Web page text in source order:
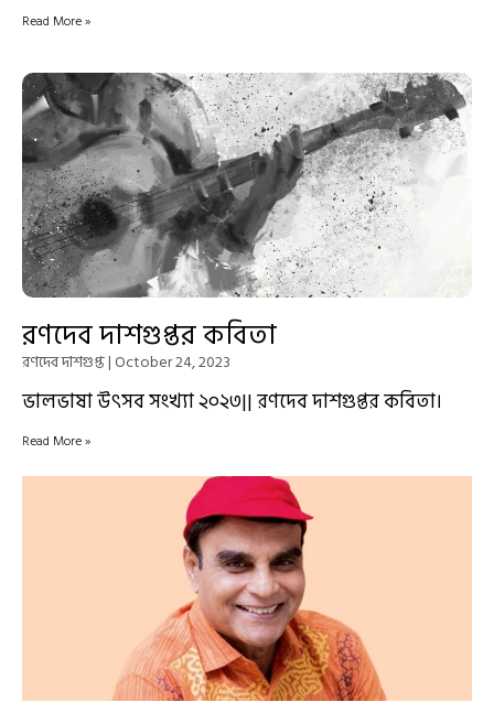
Read More »
রণদেব দাশগুপ্তর কবিতা
রণদেব দাশগুপ্ত October 24, 2023
ভালভাষা উৎসব সংখ্যা ২০২৩|| রণদেব দাশগুপ্তর কবিতা।
Read More »